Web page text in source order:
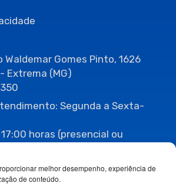
melhor desempenho, experiência de
de conteúdo.
Waldemar Gomes Pinto, 1626
Extrema (MG)
Segunda a Sexta-
horas (presencial ou
(35) 3435-3063